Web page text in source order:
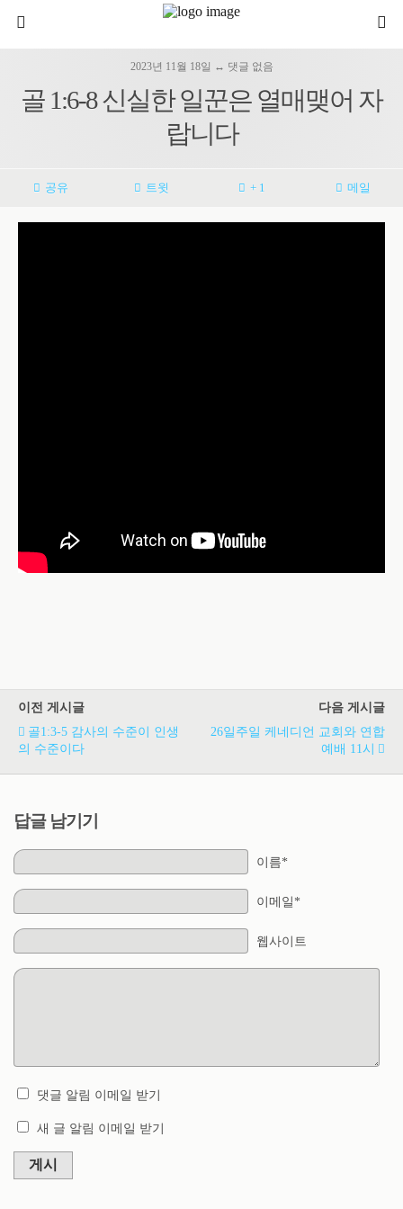
2023년 11월 18일 ↔ 댓글 없음
골 1:6-8 신실한 일꾼은 열매맺어 자
랍니다
공유 트윗 + 1 메일
이전 게시글
골1:3-5 감사의 수준이 인생
의 수준이다
다음 게시글
26일주일 케네디언 교회와 연합
예배 11시
답글 남기기
이름*
이메일*
웹사이트
댓글 알림 이메일 받기
새 글 알림 이메일 받기
게시